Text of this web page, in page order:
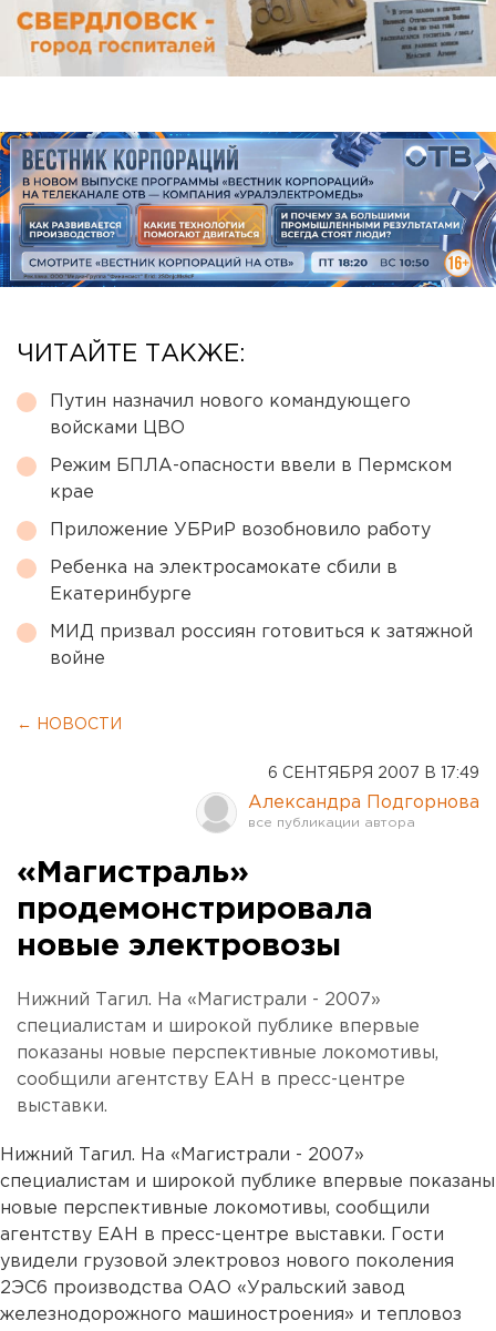
ЧИТАЙТЕ ТАКЖЕ:
Путин назначил нового командующего
войсками ЦВО
Режим БПЛА-опасности ввели в Пермском
крае
Приложение УБРиР возобновило работу
Ребенка на электросамокате сбили в
Екатеринбурге
МИД призвал россиян готовиться к затяжной
войне
← НОВОСТИ
6 СЕНТЯБРЯ 2007 В 17:49
Александра Подгорнова
«Магистраль»
продемонстрировала
новые электровозы
Нижний Тагил. На «Магистрали - 2007»
специалистам и широкой публике впервые
показаны новые перспективные локомотивы,
сообщили агентству ЕАН в пресс-центре
выставки.
Нижний Тагил. На «Магистрали - 2007»
специалистам и широкой публике впервые показаны
новые перспективные локомотивы, сообщили
агентству ЕАН в пресс-центре выставки. Гости
увидели грузовой электровоз нового поколения
2ЭС6 производства ОАО «Уральский завод
железнодорожного машиностроения» и тепловоз